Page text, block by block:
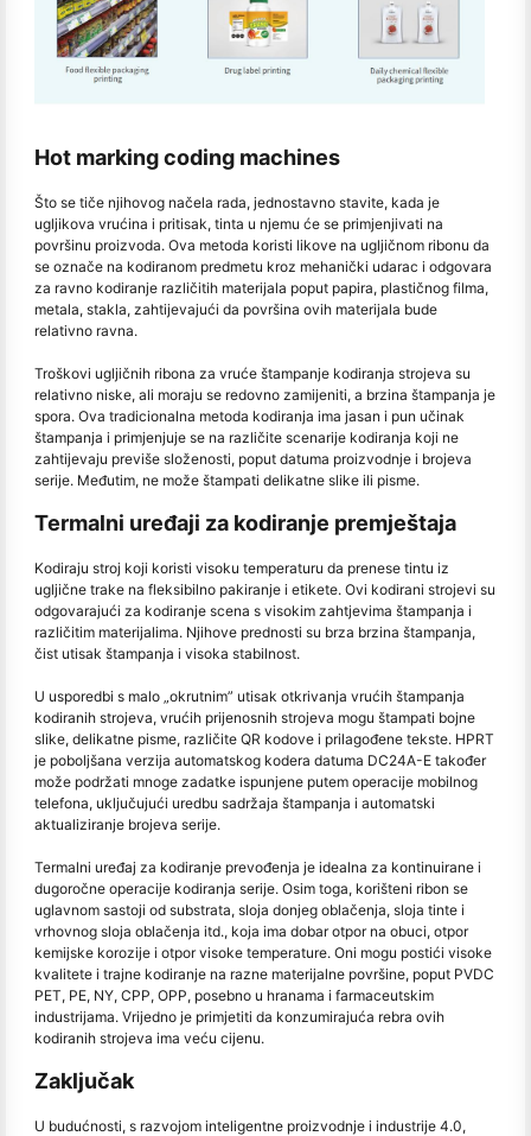
Hot marking coding machines
Što se tiče njihovog načela rada, jednostavno stavite, kada je
ugljikova vrućina i pritisak, tinta u njemu će se primjenjivati na
površinu proizvoda. Ova metoda koristi likove na ugljičnom ribonu da
se označe na kodiranom predmetu kroz mehanički udarac i odgovara
za ravno kodiranje različitih materijala poput papira, plastičnog filma,
metala, stakla, zahtijevajući da površina ovih materijala bude
relativno ravna.
Troškovi ugljičnih ribona za vruće štampanje kodiranja strojeva su
relativno niske, ali moraju se redovno zamijeniti, a brzina štampanja je
spora. Ova tradicionalna metoda kodiranja ima jasan i pun učinak
štampanja i primjenjuje se na različite scenarije kodiranja koji ne
zahtijevaju previše složenosti, poput datuma proizvodnje i brojeva
serije. Međutim, ne može štampati delikatne slike ili pisme.
Termalni uređaji za kodiranje premještaja
Kodiraju stroj koji koristi visoku temperaturu da prenese tintu iz
ugljične trake na fleksibilno pakiranje i etikete. Ovi kodirani strojevi su
odgovarajući za kodiranje scena s visokim zahtjevima štampanja i
različitim materijalima. Njihove prednosti su brza brzina štampanja,
čist utisak štampanja i visoka stabilnost.
U usporedbi s malo „okrutnim” utisak otkrivanja vrućih štampanja
kodiranih strojeva, vrućih prijenosnih strojeva mogu štampati bojne
slike, delikatne pisme, različite QR kodove i prilagođene tekste. HPRT
je poboljšana verzija automatskog kodera datuma DC24A-E također
može podržati mnoge zadatke ispunjene putem operacije mobilnog
telefona, uključujući uredbu sadržaja štampanja i automatski
aktualiziranje brojeva serije.
Termalni uređaj za kodiranje prevođenja je idealna za kontinuirane i
dugoročne operacije kodiranja serije. Osim toga, korišteni ribon se
uglavnom sastoji od substrata, sloja donjeg oblačenja, sloja tinte i
vrhovnog sloja oblačenja itd., koja ima dobar otpor na obuci, otpor
kemijske korozije i otpor visoke temperature. Oni mogu postići visoke
kvalitete i trajne kodiranje na razne materijalne površine, poput PVDC
PET, PE, NY, CPP, OPP, posebno u hranama i farmaceutskim
industrijama. Vrijedno je primjetiti da konzumirajuća rebra ovih
kodiranih strojeva ima veću cijenu.
Zaključak
U budućnosti, s razvojom inteligentne proizvodnje i industrije 4.0,